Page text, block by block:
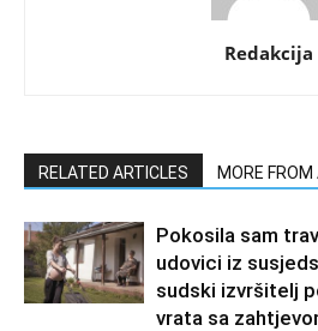
Redakcija
RELATED ARTICLES MORE FROM
Pokosila sam
udovici iz
sudski izvršitelj
vrata sa